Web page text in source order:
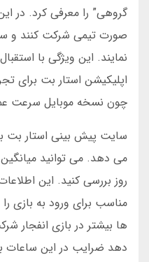
گروهی” را معرفی کرد. در
صورت تیمی شرکت کنند و
نمایند. این ویژگی با
اپلیکیشن استار بت برای
چون نسخه موبایل سرعت
سایت پیش بینی استار بت
می دهد. می توانید
روز بررسی کنید. این
مناسب برای ورود به
ها بیشتر در بازی انفجار
دهد ضرایب در این ساعات